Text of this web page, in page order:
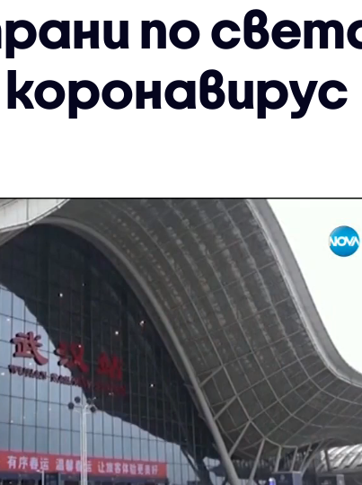
по
коронавирус